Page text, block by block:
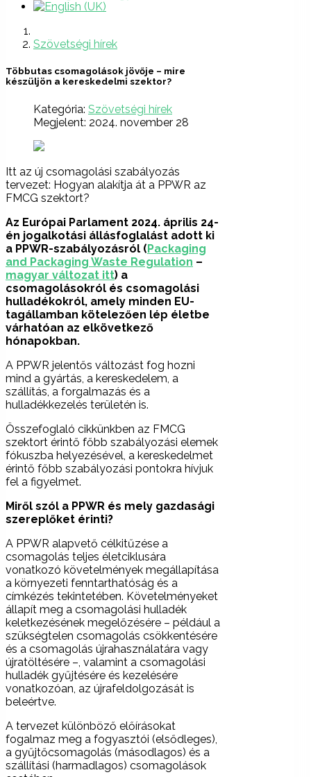
Szövetségi hírek
Többutas csomagolások jövője – mire
készüljön a kereskedelmi szektor?
Kategória: Szövetségi hírek
Megjelent: 2024. november 28
Itt az új csomagolási szabályozás
tervezet: Hogyan alakítja át a PPWR az
FMCG szektort?
Az Európai Parlament 2024. április 24-
én jogalkotási állásfoglalást adott ki
a PPWR-szabályozásról (Packaging
and Packaging Waste Regulation –
magyar változat itt) a
csomagolásokról és csomagolási
hulladékokról, amely minden EU-
tagállamban kötelezően lép életbe
várhatóan az elkövetkező
hónapokban.
A PPWR jelentős változást fog hozni
mind a gyártás, a kereskedelem, a
szállítás, a forgalmazás és a
hulladékkezelés területén is.
Összefoglaló cikkünkben az FMCG
szektort érintő főbb szabályozási elemek
fókuszba helyezésével, a kereskedelmet
érintő főbb szabályozási pontokra hívjuk
fel a figyelmet.
Miről szól a PPWR és mely gazdasági
szereplőket érinti?
A PPWR alapvető célkitűzése a
csomagolás teljes életciklusára
vonatkozó követelmények megállapítása
a környezeti fenntarthatóság és a
címkézés tekintetében. Követelményeket
állapít meg a csomagolási hulladék
keletkezésének megelőzésére – például a
szükségtelen csomagolás csökkentésére
és a csomagolás újrahasználatára vagy
újratöltésére –, valamint a csomagolási
hulladék gyűjtésére és kezelésére
vonatkozóan, az újrafeldolgozását is
beleértve.
A tervezet különböző előírásokat
fogalmaz meg a fogyasztói (elsődleges),
a gyűjtőcsomagolás (másodlagos) és a
szállítási (harmadlagos) csomagolások